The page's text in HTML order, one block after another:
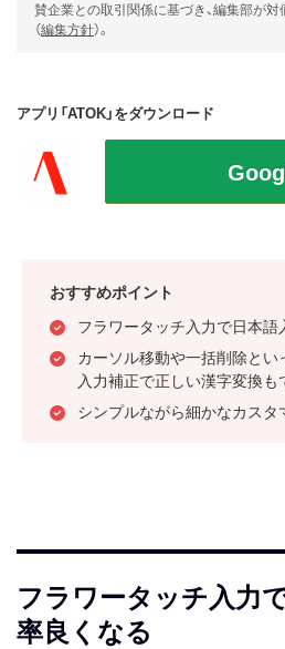
賛企業との取引関係に基づき、編集部が
（編集方針）。
アプリ「ATOK」をダウンロード
おすすめポイント
フラワータッチ入力で日本語
カーソル移動や一括削除とい
入力補正で正しい漢字変換も
シンプルながら細かなカスタ
フラワータッチ入力
率良くなる